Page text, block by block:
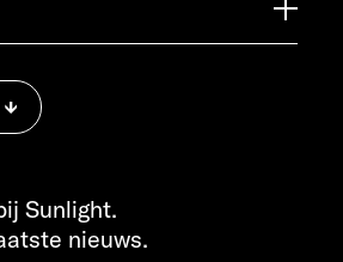
UUR EN 13:00 - 16:00 UUR
Sunlight.
nieuws.